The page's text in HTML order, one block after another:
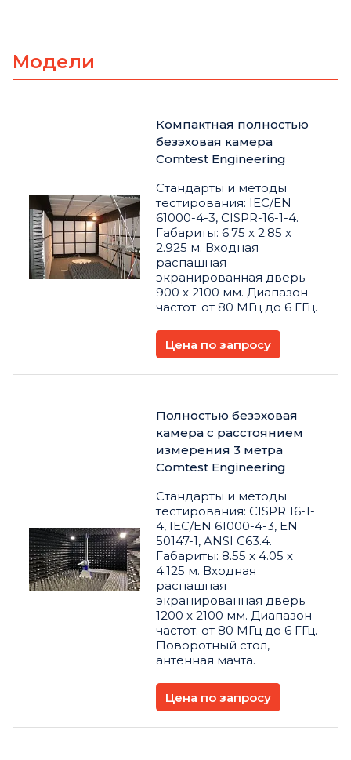
Модели
Компактная полностью
безэховая камера
Comtest Engineering
Стандарты и методы
тестирования: IEC/EN
61000-4-3, CISPR-16-1-4.
Габариты: 6.75 x 2.85 x
2.925 м. Входная
распашная
экранированная дверь
900 x 2100 мм. Диапазон
частот: от 80 МГц до 6 ГГц.
Цена по запросу
Полностью безэховая
камера с расстоянием
измерения 3 метра
Comtest Engineering
Стандарты и методы
тестирования: CISPR 16-1-
4, IEC/EN 61000-4-3, EN
50147-1, ANSI C63.4.
Габариты: 8.55 x 4.05 x
4.125 м. Входная
распашная
экранированная дверь
1200 x 2100 мм. Диапазон
частот: от 80 МГц до 6 ГГц.
Поворотный стол,
антенная мачта.
Цена по запросу